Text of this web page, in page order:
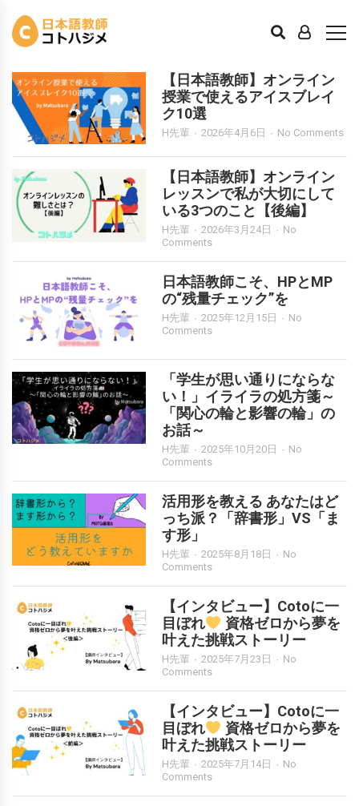
先輩日本語教師の体験談
【日本語教師】オンライン
授業で使えるアイスブレイ
ク10選
H先輩 2026年4月6日 No Comments
【日本語教師】オンライン
レッスンで私が大切にして
いる3つのこと【後編】
H先輩 2026年3月24日
No
Comments
日本語教師こそ、HPとMP
の“残量チェック”を
H先輩 2025年12月15日
No
Comments
「学生が思い通りにならな
い！」イライラの処方箋～
「関心の輪と影響の輪」の
お話～
H先輩 2025年10月20日
No
Comments
活用形を教える あなたはど
っち派？「辞書形」VS「ま
す形」
H先輩 2025年8月18日
No
Comments
【インタビュー】Cotoに一
目ぼれ
資格ゼロから夢を
叶えた挑戦ストーリー
H先輩 2025年7月23日
No
Comments
【インタビュー】Cotoに一
目ぼれ
資格ゼロから夢を
叶えた挑戦ストーリー
H先輩 2025年7月14日
No
Comments